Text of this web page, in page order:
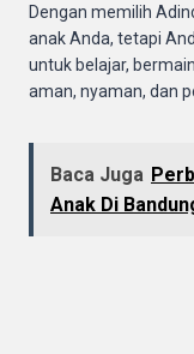
Dengan memilih
anak Anda, tetapi
untuk belajar,
aman, nyaman, dan
Baca Juga
Anak Di